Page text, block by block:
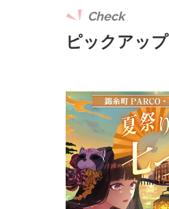
ピックアップ
Check